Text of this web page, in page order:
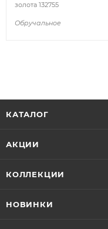
золота 132755
Обручальное
КАТАЛОГ
АКЦИИ
КОЛЛЕКЦИИ
НОВИНКИ